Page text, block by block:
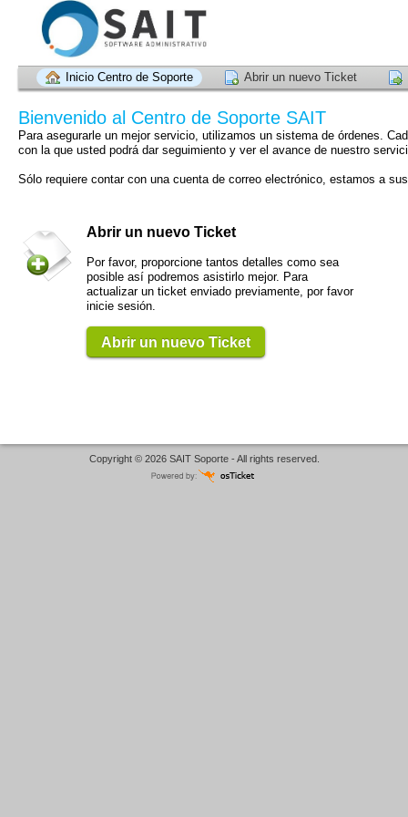
Inicio Centro de Soporte Abrir un nuevo Ticket
Bienvenido al Centro de Soporte SAIT
Para asegurarle un mejor servicio, utilizamos un sistema de órdenes.
con la que usted podrá dar seguimiento y ver el avance de nuestro
Sólo requiere contar con una cuenta de correo electrónico, estamos a
Abrir un nuevo Ticket
Por favor, proporcione tantos detalles como sea
posible así podremos asistirlo mejor. Para
actualizar un ticket enviado previamente, por favor
inicie sesión.
Abrir un nuevo Ticket
Copyright © 2026 SAIT Soporte - All rights reserved.